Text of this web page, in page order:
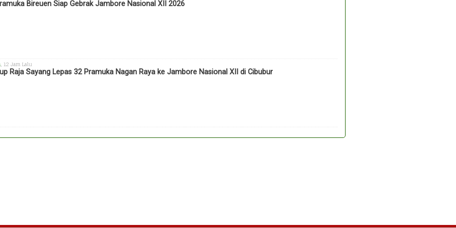
Bireuen Siap Gebrak Jambore Nasional XII 2026
, 12 Jam Lalu
Raja Sayang Lepas 32 Pramuka Nagan Raya ke Jambore Nasional XII di Cibubur